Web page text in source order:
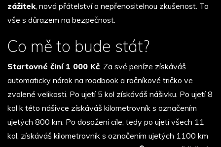
zážitek , nová přátelství a nepřenositelnou zkušenost. To
vše s důrazem na bezpečnost.
Co mě to bude stát?
Startovné činí 1 000 Kč . Za své peníze získáváš
automaticky nárok na roadbook a ročníkové tričko ve
zvolené velikosti. Po ujetí 5 kol získáváš nášivku. Po ujetí 8
kol k této nášivce získáváš kilometrovník s označením
ujetých 800 km. Po dosažení cíle, tedy po ujetí všech 11
kol, získáváš kilometrovník s označením ujetých 1100 km